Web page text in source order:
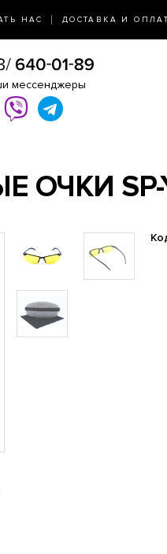
НАС ДОСТАВКА И
мессенджеры
SP-